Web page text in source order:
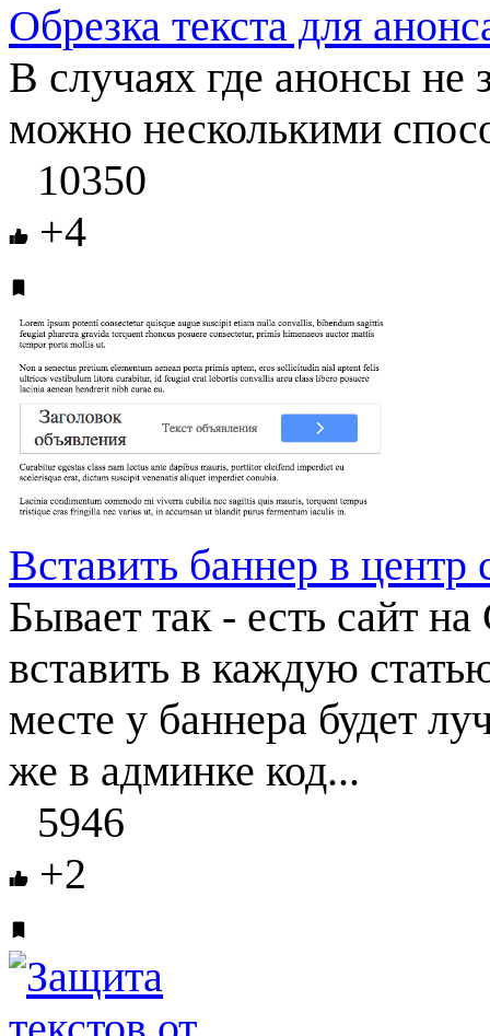
Обрезка текста для
В случаях где анонсы не
можно несколькими
10350
+4
Вставить баннер в центр
Бывает так - есть сайт
вставить в каждую
месте у баннера будет
же в админке код...
5946
+2